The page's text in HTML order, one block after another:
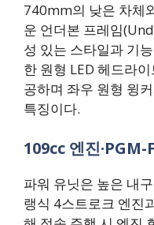
740mm의 낮은 차체
운 언더본 프레임
성 있는 스타일과 기
한 원형 LED 헤드라
공하며 좌우 원형 윙
특징이다.
109cc 엔진
파워 유닛은 높은 내
랭식 4스트로크 엔진